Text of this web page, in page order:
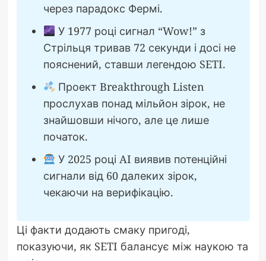
через парадокс Фермі.
У 1977 році сигнал “Wow!” з
Стрільця тривав 72 секунди і досі не
пояснений, ставши легендою SETI.
Проект Breakthrough Listen
прослухав понад мільйон зірок, не
знайшовши нічого, але це лише
початок.
У 2025 році AI виявив потенційні
сигнали від 60 далеких зірок,
чекаючи на верифікацію.
Ці факти додають смаку пригоді,
показуючи, як SETI балансує між наукою та